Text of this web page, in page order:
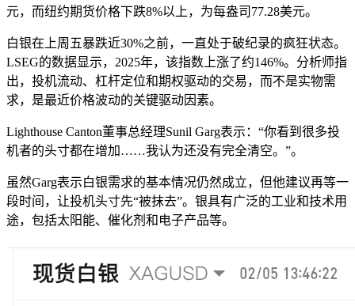
元，而纽约期货价格下跌8%以上，为每盎司77.28美元。
白银在上周五暴跌近30%之前，一直处于破纪录的疯狂状态。
LSEG的数据显示，2025年，该指数上涨了约146%。分析师指
出，投机流动、杠杆定位和期权驱动的交易，而不是实物需
求，是最近价格波动的关键驱动因素。
Lighthouse Canton董事总经理Sunil Garg表示：“你看到很多投
机者的头寸都在增加……我认为还没有完全清空。”。
虽然Garg表示白银需求的基本情况仍然成立，但他建议再等一
段时间，让投机头寸先“被抹去”。银具有广泛的工业和技术用
途，包括太阳能、催化剂和电子产品等。